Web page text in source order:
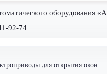
92-74
для открытия окон